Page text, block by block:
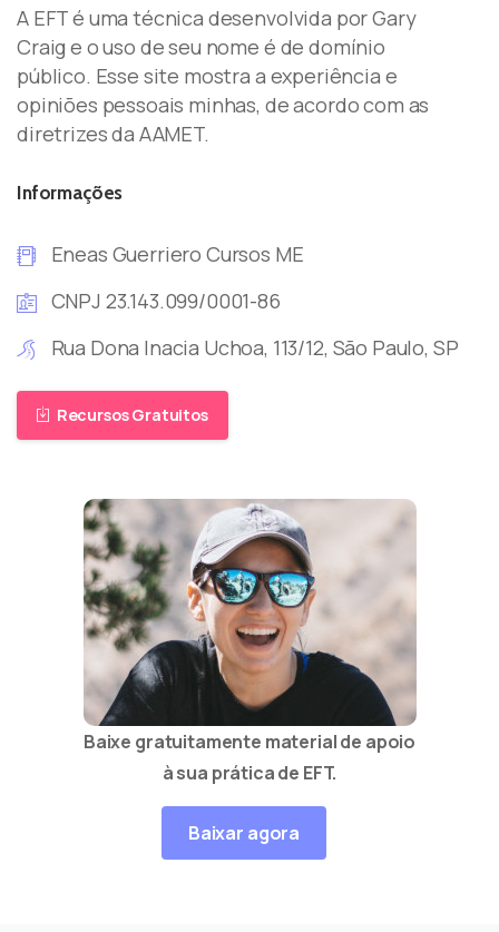
A EFT é uma técnica desenvolvida por Gary
Craig e o uso de seu nome é de domínio
público. Esse site mostra a experiência e
opiniões pessoais minhas, de acordo com as
diretrizes da AAMET.
Informações
Eneas Guerriero Cursos ME
CNPJ 23.143.099/0001-86
Rua Dona Inacia Uchoa, 113/12, São Paulo, SP
Recursos Gratuitos
Baixe gratuitamente material de apoio
à sua prática de EFT.
Baixar agora